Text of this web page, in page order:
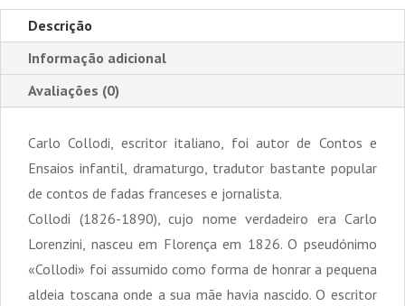
Descrição
Informação adicional
Avaliações (0)
Carlo Collodi, escritor italiano, foi autor de Contos e
Ensaios infantil, dramaturgo, tradutor bastante popular
de contos de fadas franceses e jornalista.
Collodi (1826-1890), cujo nome verdadeiro era Carlo
Lorenzini, nasceu em Florença em 1826. O pseudónimo
«Collodi» foi assumido como forma de honrar a pequena
aldeia toscana onde a sua mãe havia nascido. O escritor